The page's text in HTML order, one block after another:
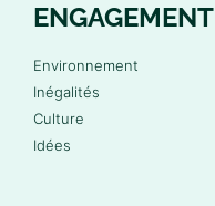
ENGAGEMENT
Environnement
Inégalités
Culture
Idées